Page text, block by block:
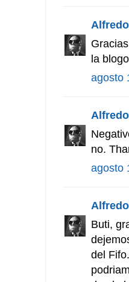
la
agosto
no.
agosto
Buti,
del